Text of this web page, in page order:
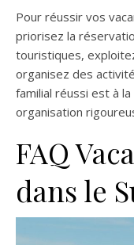
Pour réussir vos
priorisez la
touristiques,
organisez des
familial réussi est à
organisation
FAQ
dans le